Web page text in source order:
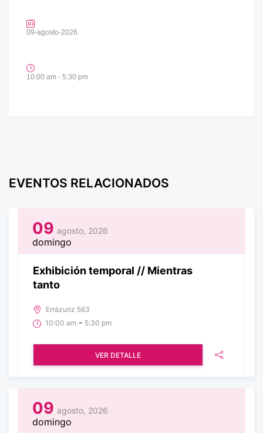
09-agosto-2026
10:00 am - 5:30 pm
EVENTOS RELACIONADOS
09 agosto, 2026
domingo
Exhibición temporal // Mientras
tanto
Errázuriz 563
10:00 am - 5:30 pm
VER DETALLE
09 agosto, 2026
domingo